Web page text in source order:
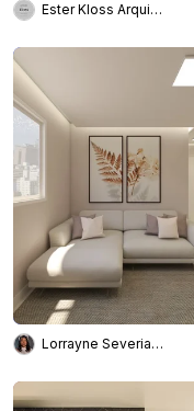
Ester Kloss Arquitetos
Lorrayne Severiano